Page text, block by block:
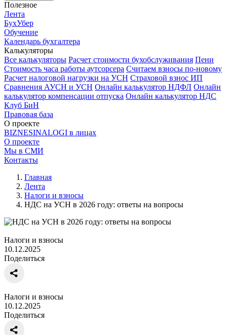
Полезное
Лента
БухУбер
Обучение
Календарь бухгалтера
Калькуляторы
Все калькуляторы Расчет стоимости бухобслуживания Пени
Стоимость часа работы аутсорсера Считаем взносы по-новому
Расчет налоговой нагрузки на УСН Страховой взнос ИП
Сравнения АУСН и УСН Онлайн калькулятор НДФЛ Онлайн
калькулятор компенсации отпуска Онлайн калькулятор НДС
Клуб БиН
Правовая база
О проекте
BIZNESINALOGI в лицах
О проекте
Мы в СМИ
Контакты
Главная
Лента
Налоги и взносы
НДС на УСН в 2026 году: ответы на вопросы
Налоги и взносы
10.12.2025
Поделиться
Налоги и взносы
10.12.2025
Поделиться